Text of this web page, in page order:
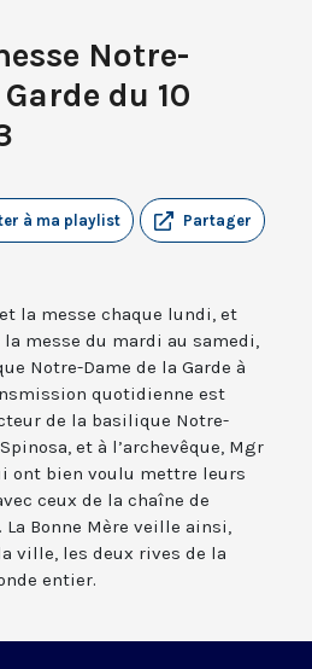
Notre-
du 10
Partager
à ma playlist
la messe chaque lundi, et
messe du mardi au samedi,
Notre-Dame de la Garde à
quotidienne est
de la basilique Notre-
et à l’archevêque, Mgr
ont bien voulu mettre leurs
ceux de la chaîne de
Bonne Mère veille ainsi,
ville, les deux rives de la
entier.